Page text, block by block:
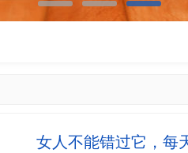
女人不能错过它，每